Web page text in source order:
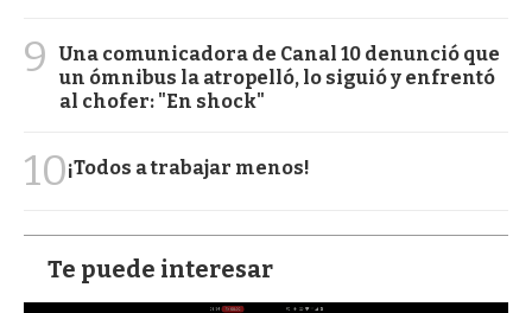
9
Una comunicadora de Canal 10 denunció que
un ómnibus la atropelló, lo siguió y enfrentó
al chofer: "En shock"
10¡Todos a trabajar menos!
Te puede interesar